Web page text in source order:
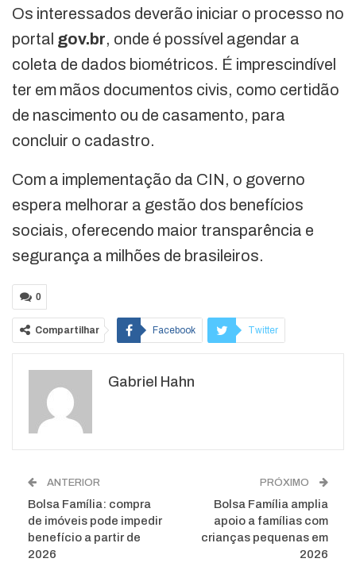
Os interessados deverão iniciar o processo no
portal gov.br, onde é possível agendar a
coleta de dados biométricos. É imprescindível
ter em mãos documentos civis, como certidão
de nascimento ou de casamento, para
concluir o cadastro.
Com a implementação da CIN, o governo
espera melhorar a gestão dos benefícios
sociais, oferecendo maior transparência e
segurança a milhões de brasileiros.
0
Compartilhar Facebook Twitter
WhatsApp
Gabriel Hahn
ANTERIOR
Bolsa Família: compra
de imóveis pode impedir
benefício a partir de
2026
PRÓXIMO
Bolsa Família amplia
apoio a famílias com
crianças pequenas em
2026